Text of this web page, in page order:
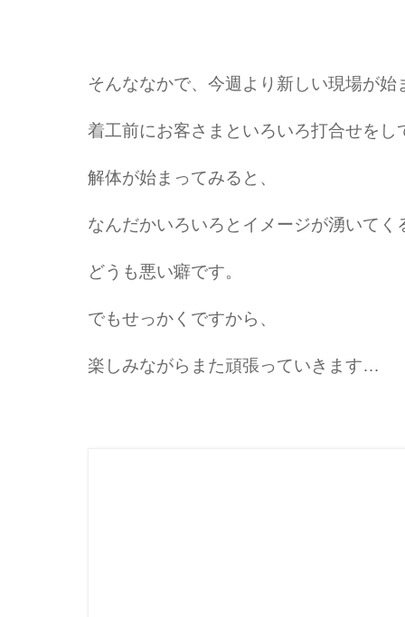
そんななかで、今週より新しい現場が始
着工前にお客さまといろいろ打合せをし
解体が始まってみると、
なんだかいろいろとイメージが湧いて
どうも悪い癖です。
でもせっかくですから、
楽しみながらまた頑張っていきます…